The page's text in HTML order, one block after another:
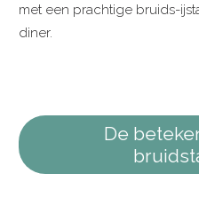
met een prachtige bruids-
diner.
De